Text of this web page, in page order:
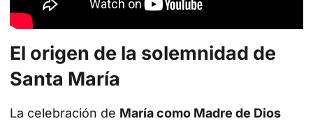
El origen de la solemnidad de
Santa María
La celebración de María como Madre de Dios